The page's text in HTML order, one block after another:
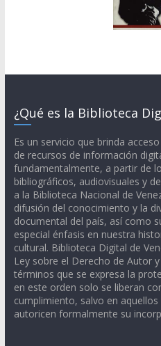
¿Qué es la Biblioteca
Es un servicio que brinda
de recursos de información
fundamentalmente, a partir de
bibliográficos, audiovisuales y
a la Biblioteca Nacional de
difusión del conocimiento y la
documental del país, así como
especial énfasis en nuestra
cultural. Biblioteca Digital de
Ley sobre el Derecho de Autor
términos que se expresa la
en este orden solo se liberan
cumplimiento, salvo en
autoricen formalmente su